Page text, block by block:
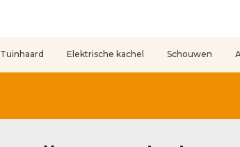
Tuinhaard Elektrische kachel Schouwen